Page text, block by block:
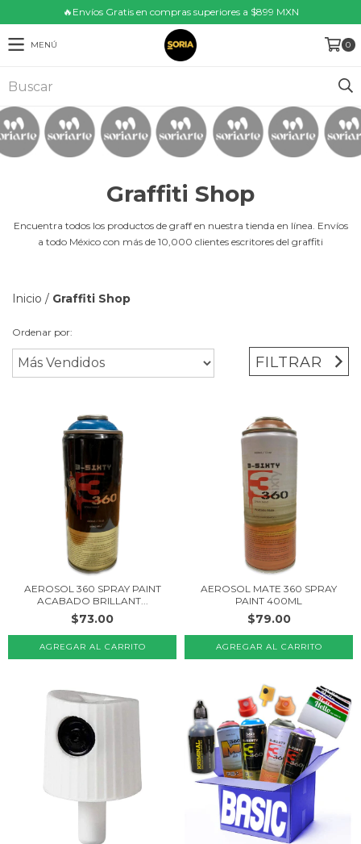
🔥Envíos Gratis en compras superiores a $899 MXN
MENÚ 0
Graffiti Shop
Encuentra todos los productos de graff en nuestra tienda en línea. Envíos
a todo México con más de 10,000 clientes escritores del graffiti
Inicio / Graffiti Shop
Ordenar por:
FILTRAR
AEROSOL 360 SPRAY PAINT
ACABADO BRILLANT...
$73.00
AGREGAR AL CARRITO
AEROSOL MATE 360 SPRAY
PAINT 400ML
$79.00
AGREGAR AL CARRITO